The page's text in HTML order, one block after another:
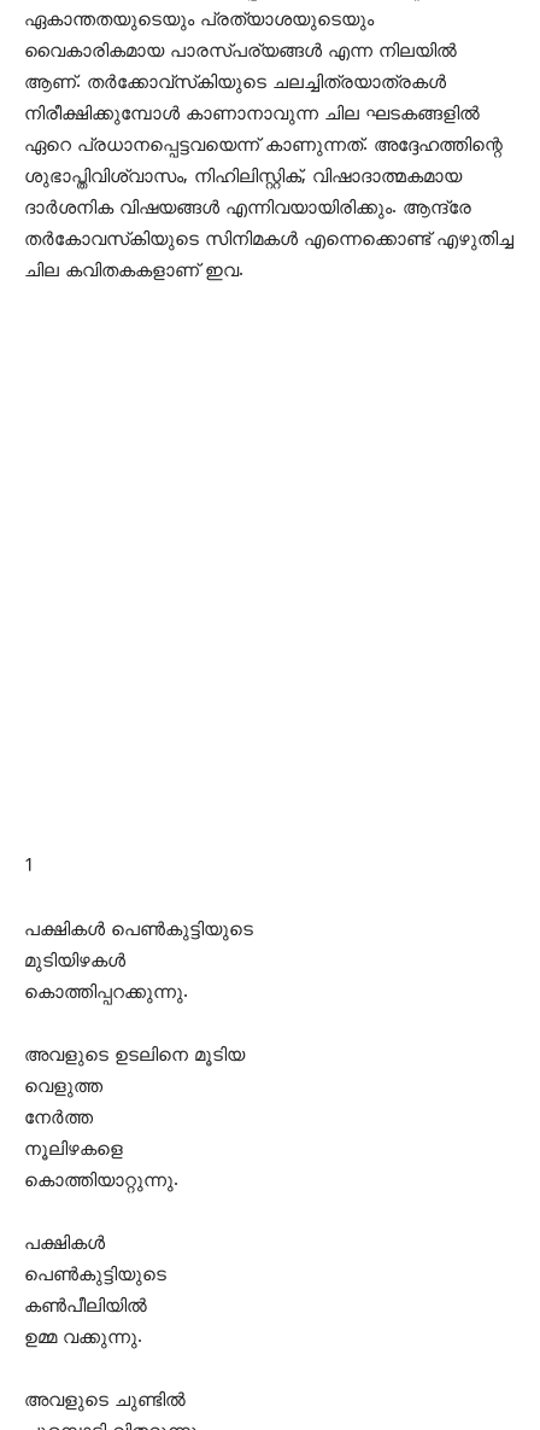
ഏകാന്തതയുടെയും പ്രത്യാശയുടെയും
വൈകാരികമായ പാരസ്പര്യങ്ങള്‍ എന്ന നിലയില്‍
ആണ്. തര്‍ക്കോവ്സ്‌കിയുടെ ചലച്ചിത്രയാത്രകള്‍
നിരീക്ഷിക്കുമ്പോള്‍ കാണാനാവുന്ന ചില ഘടകങ്ങളില്‍
ഏറെ പ്രധാനപ്പെട്ടവയെന്ന് കാണുന്നത്. അദ്ദേഹത്തിന്റെ
ശുഭാപ്തിവിശ്വാസം, നിഹിലിസ്റ്റിക്, വിഷാദാത്മകമായ
ദാര്‍ശനിക വിഷയങ്ങള്‍ എന്നിവയായിരിക്കും. ആന്ദ്രേ
തര്‍കോവസ്‌കിയുടെ സിനിമകള്‍ എന്നെക്കൊണ്ട് എഴുതിച്ച
ചില കവിതകകളാണ് ഇവ.
1
പക്ഷികള്‍ പെണ്‍കുട്ടിയുടെ
മുടിയിഴകള്‍
കൊത്തിപ്പറക്കുന്നു.
അവളുടെ ഉടലിനെ മൂടിയ
വെളുത്ത
നേര്‍ത്ത
നൂലിഴകളെ
കൊത്തിയാറ്റുന്നു.
പക്ഷികള്‍
പെണ്‍കുട്ടിയുടെ
കണ്‍പീലിയില്‍
ഉമ്മ വക്കുന്നു.
അവളുടെ ചുണ്ടില്‍